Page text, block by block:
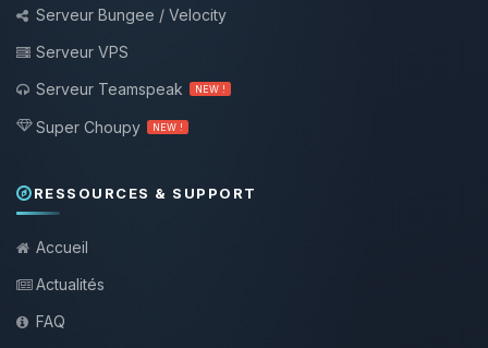
Serveur Bungee / Velocity
Serveur VPS
Serveur Teamspeak
NEW !
Super Choupy NEW !
RESSOURCES & SUPPORT
Accueil
Actualités
FAQ